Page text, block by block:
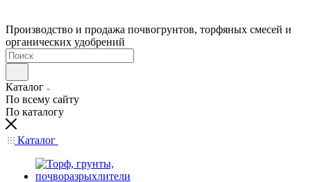
Производство и продажа почвогрунтов, торфяных смесей и
органических удобрений
Каталог
По всему сайту
По каталогу
Каталог